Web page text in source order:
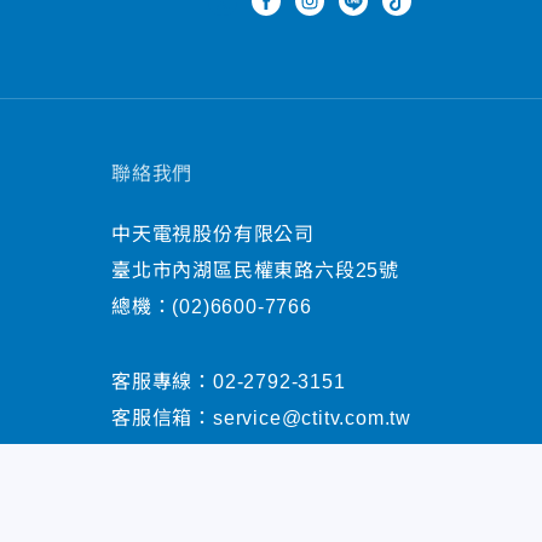
聯絡我們
中天電視股份有限公司
臺北市內湖區民權東路六段25號
總機： (02)6600-7766
客服專線： 02-2792-3151
客服信箱： service@ctitv.com.tw